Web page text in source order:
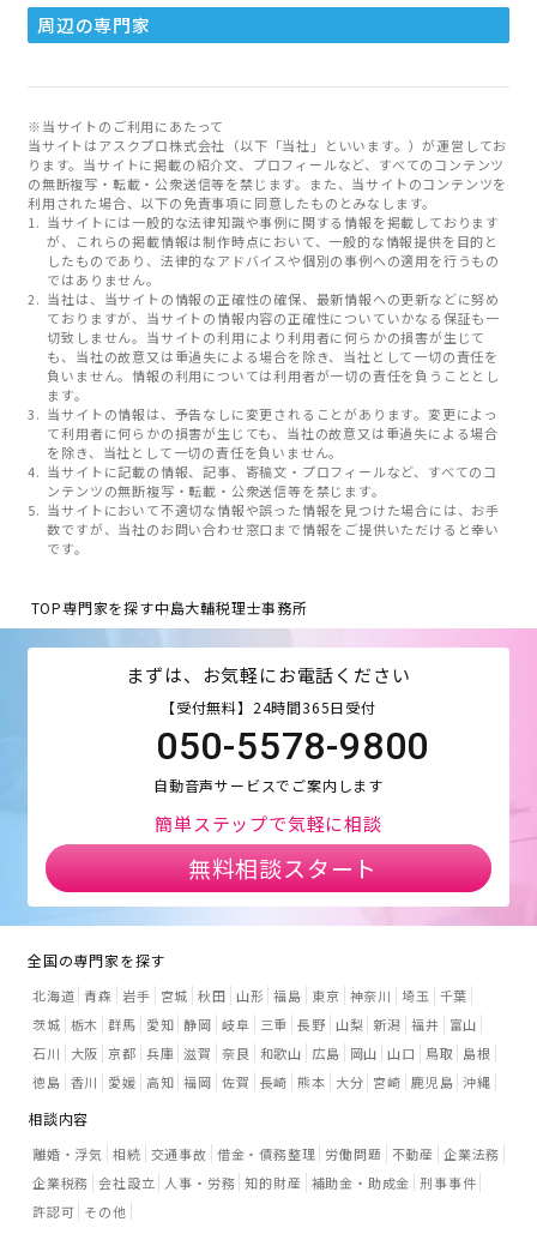
周辺の専門家
※当サイトのご利用にあたって
当サイトはアスクプロ株式会社（以下「当社」といいます。）が運営してお
ります。当サイトに掲載の紹介文、プロフィールなど、すべてのコンテンツ
の無断複写・転載・公衆送信等を禁じます。また、当サイトのコンテンツを
利用された場合、以下の免責事項に同意したものとみなします。
当サイトには一般的な法律知識や事例に関する情報を掲載しております
が、これらの掲載情報は制作時点において、一般的な情報提供を目的と
したものであり、法律的なアドバイスや個別の事例への適用を行うもの
ではありません。
当社は、当サイトの情報の正確性の確保、最新情報への更新などに努め
ておりますが、当サイトの情報内容の正確性についていかなる保証も一
切致しません。当サイトの利用により利用者に何らかの損害が生じて
も、当社の故意又は重過失による場合を除き、当社として一切の責任を
負いません。情報の利用については利用者が一切の責任を負うこととし
ます。
当サイトの情報は、予告なしに変更されることがあります。変更によっ
て利用者に何らかの損害が生じても、当社の故意又は重過失による場合
を除き、当社として一切の責任を負いません。
当サイトに記載の情報、記事、寄稿文・プロフィールなど、すべてのコ
ンテンツの無断複写・転載・公衆送信等を禁じます。
当サイトにおいて不適切な情報や誤った情報を見つけた場合には、お手
数ですが、当社のお問い合わせ窓口まで情報をご提供いただけると幸い
です。
TOP専門家を探す中島大輔税理士事務所
まずは、お気軽にお電話ください
【受付無料】24時間365日受付
050-5578-9800
自動音声サービスでご案内します
簡単ステップで気軽に相談
無料相談スタート
全国の専門家を探す
北海道 青森 岩手 宮城 秋田 山形 福島 東京 神奈川 埼玉
千葉
茨城 栃木 群馬 愛知 静岡 岐阜 三重 長野 山梨 新潟 福井
富山
石川
大阪 京都 兵庫 滋賀 奈良 和歌山 広島 岡山 山口 鳥取
島根
徳島 香川 愛媛 高知 福岡 佐賀 長崎 熊本 大分 宮崎 鹿児島 沖縄
相談内容
離婚・浮気 相続 交通事故 借金・債務整理 労働問題 不動産 企業法務
企業税務 会社設立 人事・労務 知的財産 補助金・助成金 刑事事件
許認可 その他